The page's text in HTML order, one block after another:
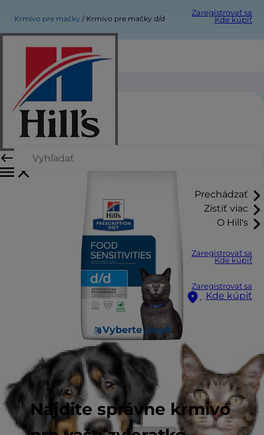
Zaregistrovať sa
Kde kúpiť
Prechádzať
Zistiť viac
O Hill's
Zaregistrovať sa
Kde kúpiť
Zaregistrovať sa
Kde kúpiť
Vyberte jazyk
Nájdite správne krmivo
Krmivo pre mačky Krmivo pre mačky d/d
Krmivo pre mačky d/d